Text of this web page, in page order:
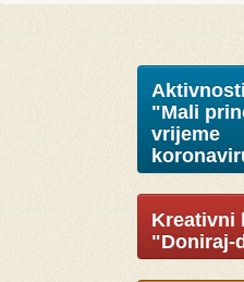
"Mali
vrijeme
Kreativni
"Doniraj-